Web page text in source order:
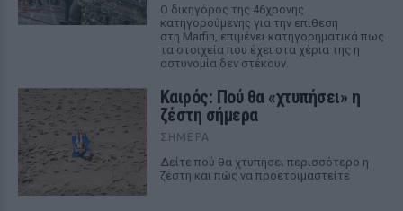
Ο δικηγόρος της 46χρονης
κατηγορούμενης για την επίθεση
στη Marfin, επιμένει κατηγορηματικά πως
τα στοιχεία που έχει στα χέρια της η
αστυνομία δεν στέκουν.
Καιρός: Πού θα «χτυπήσει» η
ζέστη σήμερα
ΣΉΜΕΡΑ
Δείτε πού θα χτυπήσει περισσότερο η
ζέστη και πώς να προετοιμαστείτε